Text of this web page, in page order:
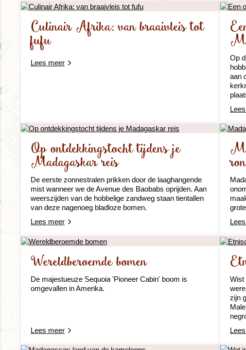
Culinair Afrika: van braaivleis tot
fufu
Lees meer
Op
aan
Op ontdekkingstocht tijdens je
Madagaskar reis
De eerste zonnestralen prikken door de laaghangende
mist wanneer we de Avenue des Baobabs oprijden. Aan
weerszijden van de hobbelige zandweg staan tientallen
van deze nagenoeg bladloze bomen.
Lees meer
Wereldberoemde bomen
De majestueuze Sequoia 'Pioneer Cabin' boom is
omgevallen in Amerika.
Lees meer
Wist
zijn